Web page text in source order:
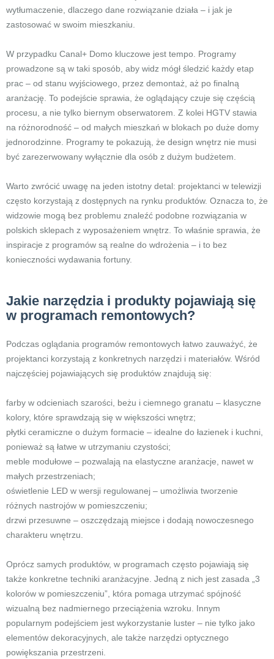
wytłumaczenie, dlaczego dane rozwiązanie działa – i jak je
zastosować w swoim mieszkaniu.
W przypadku Canal+ Domo kluczowe jest tempo. Programy
prowadzone są w taki sposób, aby widz mógł śledzić każdy etap
prac – od stanu wyjściowego, przez demontaż, aż po finalną
aranżację. To podejście sprawia, że oglądający czuje się częścią
procesu, a nie tylko biernym obserwatorem. Z kolei HGTV stawia
na różnorodność – od małych mieszkań w blokach po duże domy
jednorodzinne. Programy te pokazują, że design wnętrz nie musi
być zarezerwowany wyłącznie dla osób z dużym budżetem.
Warto zwrócić uwagę na jeden istotny detal: projektanci w telewizji
często korzystają z dostępnych na rynku produktów. Oznacza to, że
widzowie mogą bez problemu znaleźć podobne rozwiązania w
polskich sklepach z wyposażeniem wnętrz. To właśnie sprawia, że
inspiracje z programów są realne do wdrożenia – i to bez
konieczności wydawania fortuny.
Jakie narzędzia i produkty pojawiają się
w programach remontowych?
Podczas oglądania programów remontowych łatwo zauważyć, że
projektanci korzystają z konkretnych narzędzi i materiałów. Wśród
najczęściej pojawiających się produktów znajdują się:
farby w odcieniach szarości, beżu i ciemnego granatu – klasyczne
kolory, które sprawdzają się w większości wnętrz;
płytki ceramiczne o dużym formacie – idealne do łazienek i kuchni,
ponieważ są łatwe w utrzymaniu czystości;
meble modułowe – pozwalają na elastyczne aranżacje, nawet w
małych przestrzeniach;
oświetlenie LED w wersji regulowanej – umożliwia tworzenie
różnych nastrojów w pomieszczeniu;
drzwi przesuwne – oszczędzają miejsce i dodają nowoczesnego
charakteru wnętrzu.
Oprócz samych produktów, w programach często pojawiają się
także konkretne techniki aranżacyjne. Jedną z nich jest zasada „3
kolorów w pomieszczeniu”, która pomaga utrzymać spójność
wizualną bez nadmiernego przeciążenia wzroku. Innym
popularnym podejściem jest wykorzystanie luster – nie tylko jako
elementów dekoracyjnych, ale także narzędzi optycznego
powiększania przestrzeni.